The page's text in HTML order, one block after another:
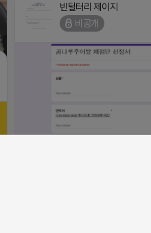
⛔️ 투자금 0원 부업 ➡️ 내일 밤 9시 ⛔️
2026-04-18 17:23
빈털터리 제이지
비공개